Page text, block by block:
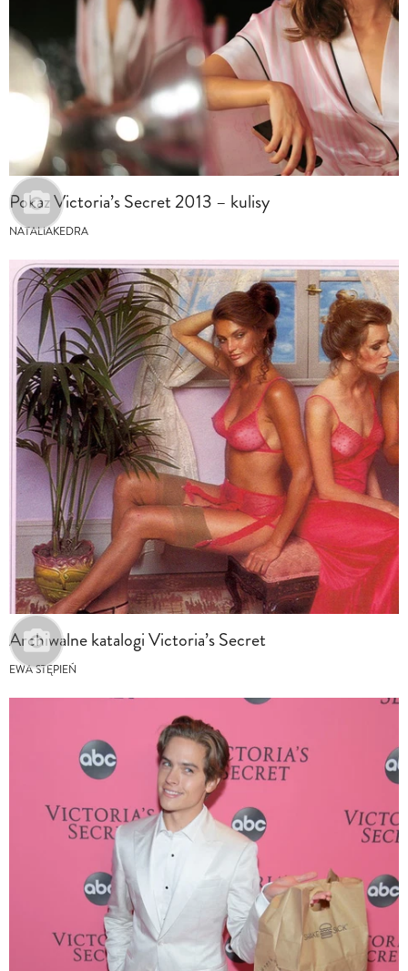
Pokaz Victoria’s Secret 2013 – kulisy
NATALIAKEDRA
Archiwalne katalogi Victoria’s Secret
EWA STĘPIEŃ